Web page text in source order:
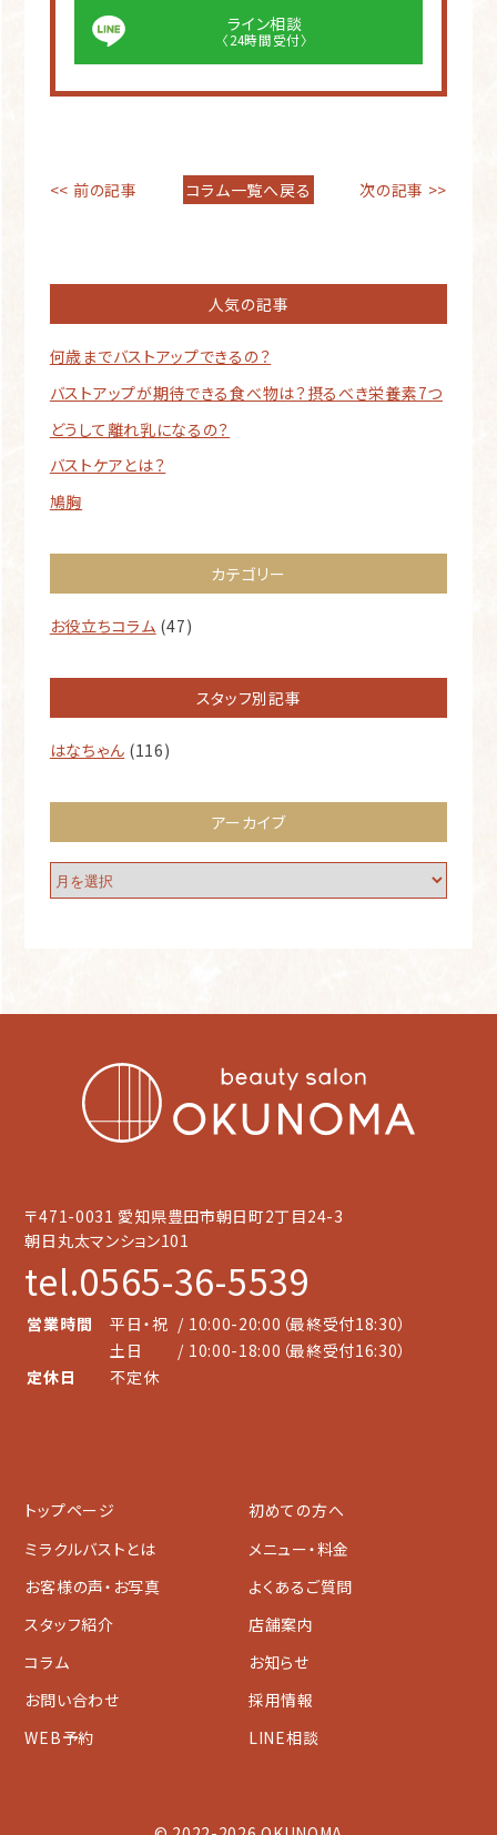
ライン相談
〈24時間受付〉
<< 前の記事 コラム一覧へ戻る 次の記事 >>
人気の記事
何歳までバストアップできるの？
バストアップが期待できる食べ物は？摂るべき栄養素7つ
どうして離れ乳になるの？
バストケアとは？
鳩胸
カテゴリー
お役立ちコラム (47)
スタッフ別記事
はなちゃん (116)
アーカイブ
〒471-0031 愛知県豊田市朝日町2丁目24-3
朝日丸太マンション101
tel.0565-36-5539
営業時間 平日・祝 / 10:00-20:00（最終受付18:30）
土日
/ 10:00-18:00（最終受付16:30）
定休日
不定休
トップページ
初めての方へ
ミラクルバストとは
メニュー・料金
お客様の声・お写真
よくあるご質問
スタッフ紹介
店舗案内
コラム
お知らせ
お問い合わせ
採用情報
WEB予約
LINE相談